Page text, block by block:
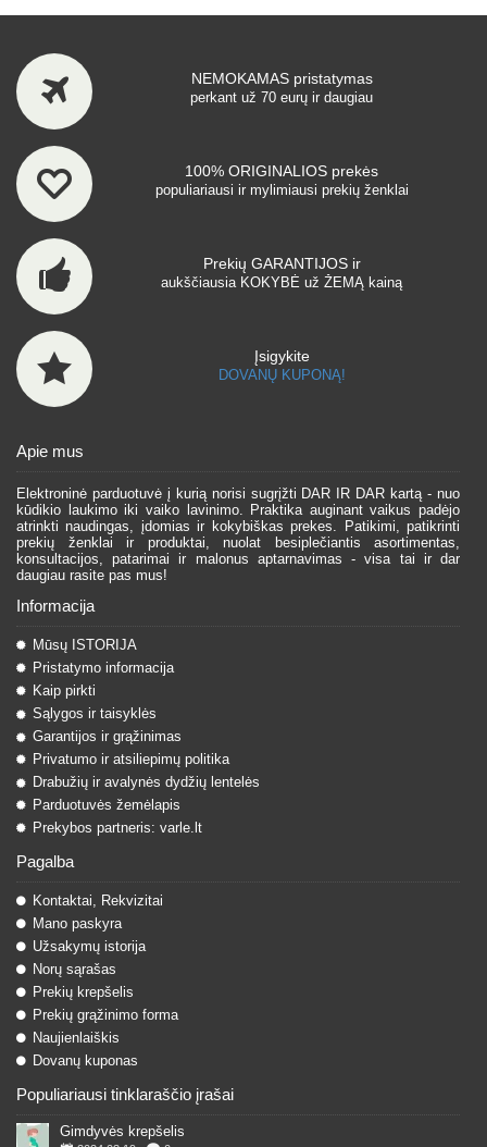
NEMOKAMAS pristatymas
perkant už 70 eurų ir daugiau
100% ORIGINALIOS prekės
populiariausi ir mylimiausi prekių ženklai
Prekių GARANTIJOS ir
aukščiausia KOKYBĖ už ŽEMĄ kainą
Įsigykite
DOVANŲ KUPONĄ!
Apie mus
Elektroninė parduotuvė į kurią norisi sugrįžti DAR IR DAR kartą - nuo
kūdikio laukimo iki vaiko lavinimo. Praktika auginant vaikus padėjo
atrinkti naudingas, įdomias ir kokybiškas prekes. Patikimi, patikrinti
prekių ženklai ir produktai, nuolat besiplečiantis asortimentas,
konsultacijos, patarimai ir malonus aptarnavimas - visa tai ir dar
daugiau rasite pas mus!
Informacija
Mūsų ISTORIJA
Pristatymo informacija
Kaip pirkti
Sąlygos ir taisyklės
Garantijos ir grąžinimas
Privatumo ir atsiliepimų politika
Drabužių ir avalynės dydžių lentelės
Parduotuvės žemėlapis
Prekybos partneris: varle.lt
Pagalba
Kontaktai, Rekvizitai
Mano paskyra
Užsakymų istorija
Norų sąrašas
Prekių krepšelis
Prekių grąžinimo forma
Naujienlaiškis
Dovanų kuponas
Populiariausi tinklaraščio įrašai
Gimdyvės krepšelis